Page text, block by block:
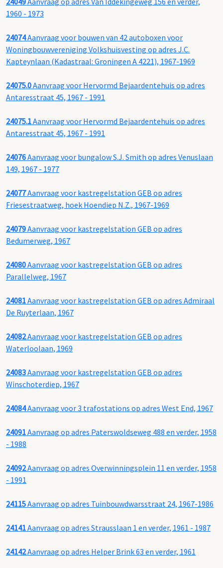
1960 - 1973
24074Aanvraag voor bouwen van 42 autoboxen voor
Woningbouwvereniging Volkshuisvesting op adres J.C.
Kapteynlaan (Kadastraal: Groningen A 4221), 1967-1969
24075.0Aanvraag voor Hervormd Bejaardentehuis op adres
Antaresstraat 45, 1967 - 1991
24075.1Aanvraag voor Hervormd Bejaardentehuis op adres
Antaresstraat 45, 1967 - 1991
24076Aanvraag voor bungalow S.J. Smith op adres Venuslaan
149, 1967 - 1977
24077Aanvraag voor kastregelstation GEB op adres
Friesestraatweg, hoek Hoendiep N.Z., 1967-1969
24079Aanvraag voor kastregelstation GEB op adres
Bedumerweg, 1967
24080Aanvraag voor kastregelstation GEB op adres
Parallelweg, 1967
24081Aanvraag voor kastregelstation GEB op adres Admiraal
De Ruyterlaan, 1967
24082Aanvraag voor kastregelstation GEB op adres
Waterloolaan, 1969
24083Aanvraag voor kastregelstation GEB op adres
Winschoterdiep, 1967
24084Aanvraag voor 3 trafostations op adres West End, 1967
24091Aanvraag op adres Paterswoldseweg 488 en verder, 1958
- 1988
24092Aanvraag op adres Overwinningsplein 11 en verder, 1958
- 1991
24115Aanvraag op adres Tuinbouwdwarsstraat 24, 1967-1986
24141Aanvraag op adres Strausslaan 1 en verder, 1961 - 1987
24142Aanvraag op adres Helper Brink 63 en verder, 1961